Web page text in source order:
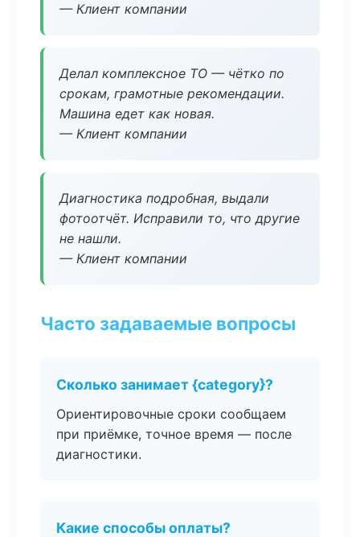
— Клиент компании
Делал комплексное ТО — чётко по
срокам, грамотные рекомендации.
Машина едет как новая.
— Клиент компании
Диагностика подробная, выдали
фотоотчёт. Исправили то, что другие
не нашли.
— Клиент компании
Часто задаваемые вопросы
Сколько занимает {category}?
Ориентировочные сроки сообщаем
при приёмке, точное время — после
диагностики.
Какие способы оплаты?